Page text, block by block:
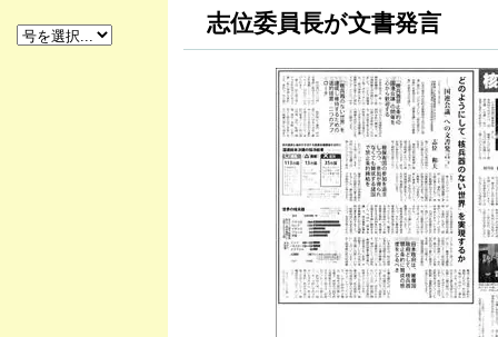
志位委員長が文書発言